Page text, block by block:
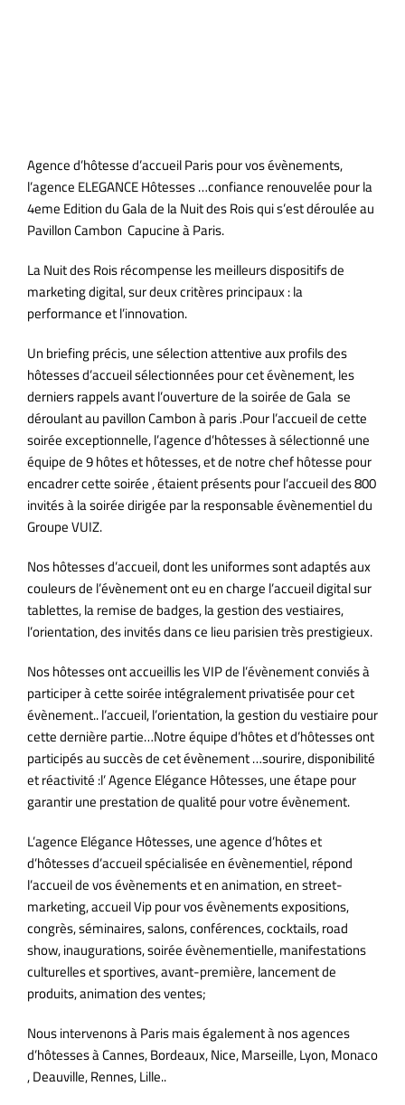
Agence d’hôtesse d’accueil Paris pour vos évènements,
l’agence ELEGANCE Hôtesses …confiance renouvelée pour la
4eme Edition du Gala de la Nuit des Rois qui s’est déroulée au
Pavillon Cambon Capucine à Paris.
La Nuit des Rois récompense les meilleurs dispositifs de
marketing digital, sur deux critères principaux : la
performance et l’innovation.
Un briefing précis, une sélection attentive aux profils des
hôtesses d’accueil sélectionnées pour cet évènement, les
derniers rappels avant l’ouverture de la soirée de Gala se
déroulant au pavillon Cambon à paris .Pour l’accueil de cette
soirée exceptionnelle, l’agence d’hôtesses à sélectionné une
équipe de 9 hôtes et hôtesses, et de notre chef hôtesse pour
encadrer cette soirée , étaient présents pour l’accueil des 800
invités à la soirée dirigée par la responsable évènementiel du
Groupe VUIZ.
Nos hôtesses d’accueil, dont les uniformes sont adaptés aux
couleurs de l’évènement ont eu en charge l’accueil digital sur
tablettes, la remise de badges, la gestion des vestiaires,
l’orientation, des invités dans ce lieu parisien très prestigieux.
Nos hôtesses ont accueillis les VIP de l’évènement conviés à
participer à cette soirée intégralement privatisée pour cet
évènement.. l’accueil, l’orientation, la gestion du vestiaire pour
cette dernière partie…Notre équipe d’hôtes et d’hôtesses ont
participés au succès de cet évènement …sourire, disponibilité
et réactivité :l’ Agence Elégance Hôtesses, une étape pour
garantir une prestation de qualité pour votre évènement.
L’agence Elégance Hôtesses, une agence d’hôtes et
d’hôtesses d’accueil spécialisée en évènementiel, répond
l’accueil de vos évènements et en animation, en street-
marketing, accueil Vip pour vos évènements expositions,
congrès, séminaires, salons, conférences, cocktails, road
show, inaugurations, soirée évènementielle, manifestations
culturelles et sportives, avant-première, lancement de
produits, animation des ventes;
Nous intervenons à Paris mais également à nos agences
d’hôtesses à Cannes, Bordeaux, Nice, Marseille, Lyon, Monaco
, Deauville, Rennes, Lille..